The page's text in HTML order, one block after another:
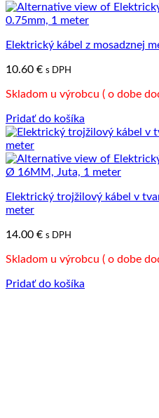
Elektrický kábel z mosadznej
10.60 € s DPH
Skladom u výrobcu ( o dobe
Pridať do košíka
Elektrický trojžilový kábel v
meter
14.00 € s DPH
Skladom u výrobcu ( o dobe
Pridať do košíka